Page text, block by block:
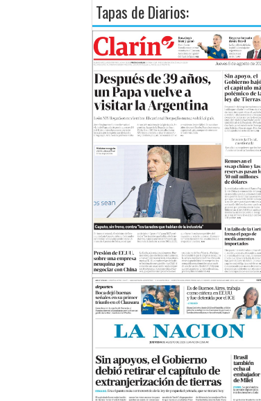
Tapas de Diarios: